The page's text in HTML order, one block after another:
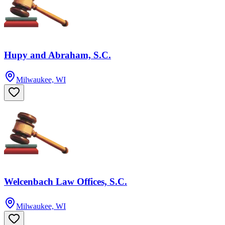
Hupy and Abraham, S.C.
Milwaukee, WI
Welcenbach Law Offices, S.C.
Milwaukee, WI